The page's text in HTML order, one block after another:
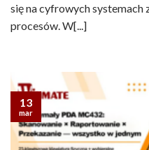
się na cyfrowych
procesów. W[...]
13
mar